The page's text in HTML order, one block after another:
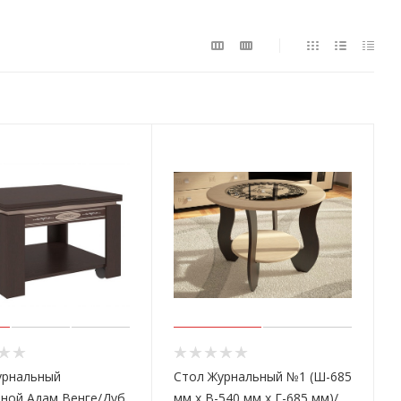
Стол Журнальный №1 (Ш-685